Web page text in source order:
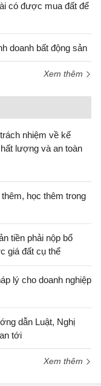
có được mua đất để
doanh bất động sản
Xem thêm
nhiệm về kế
lượng và an toàn
học thêm trong
tiền phải nộp bổ
giá đất cụ thể
lý cho doanh nghiệp
dẫn Luật, Nghị
tới
Xem thêm